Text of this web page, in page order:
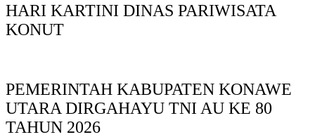
HARI KARTINI DINAS PARIWISATA
KONUT
PEMERINTAH KABUPATEN KONAWE
UTARA DIRGAHAYU TNI AU KE 80
TAHUN 2026